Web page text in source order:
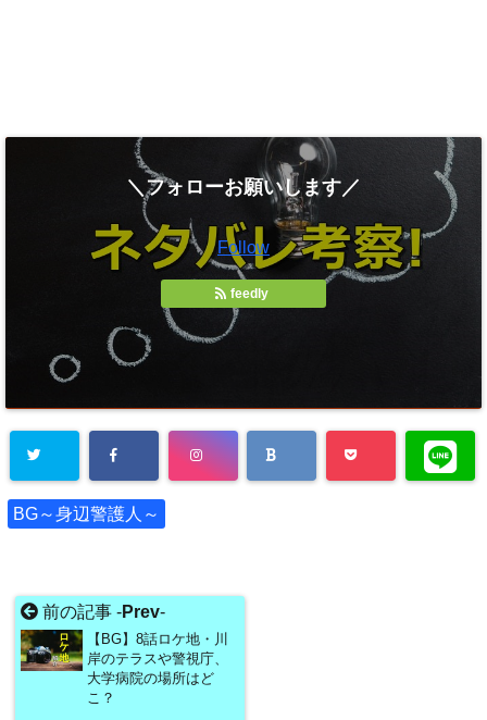
＼フォローお願いします／
Follow
feedly
BG～身辺警護人～
前の記事 -Prev-
【BG】8話ロケ地・川
岸のテラスや警視庁、
大学病院の場所はど
こ？